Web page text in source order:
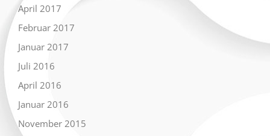
April 2017
Februar 2017
Januar 2017
Juli 2016
April 2016
Januar 2016
November 2015